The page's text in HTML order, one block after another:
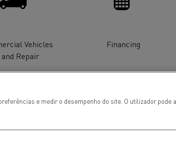
e
Vehicles
Repair
Financing
e medir o desempenho do site. O utilizador